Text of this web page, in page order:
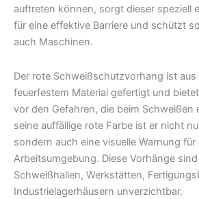
auftreten können, sorgt dieser speziell
für eine effektive Barriere und schützt
auch Maschinen.
Der rote Schweißschutzvorhang ist
feuerfestem Material gefertigt und
vor den Gefahren, die beim Schweißen
seine auffällige rote Farbe ist er nicht
sondern auch eine visuelle Warnung für
Arbeitsumgebung. Diese Vorhänge
Schweißhallen, Werkstätten,
Industrielagerhäusern unverzichtbar.